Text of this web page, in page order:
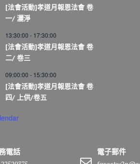
[法會活動]孝道月報恩法會 卷
一/ 灑淨
13:30:00 - 17:30:00
[法會活動]孝道月報恩法會 卷
二/ 卷三
09:00:00 - 15:30:00
[法會活動]孝道月報恩法會 卷
四/ 上供/卷五
電話
電子郵件